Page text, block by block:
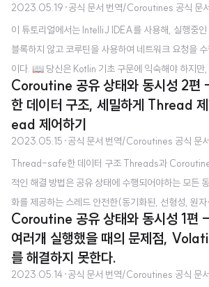
2023.05.19 ·공식 문서 번역/Coroutines 공식 문
이 튜토리얼에서는 IntelliJ IDEA를 사용해, 실행중
블록하지 않고 코루틴을 사용하여 네트워크 요청을
이다. 📖 당신은 Kotlin 기초 구문에 익숙해야 하지
전 지식은 필요하지 않습니다. 당신은 다음의 사항들
트워크 요청을 하기 위해 일시 중단 함수를 왜 그리고
Coroutines을 사용하여 요청을 동시에 보낼 수 있는
es 간에 Channels를 이용하여 정보를 공유하는 방법
서 Retrofit 라이브러리를 필요로 하지만, 이 튜토리
은 보편적이고 Coroutines를 지원하는 다른..
Coroutine 공유 상태와 동시성 2
한 데이터 구조, 세밀하게 Thread
ead 제어하기
2023.05.15 ·공식 문서 번역/Coroutines 공식 문서
Thread-safe한 데이터 구조 Threads과
적인 해결 방법은 공유 상태에 수행되어야하는 모든
화를 제공하는 스레드 안전한(동기화된, 선형성, 원
구조를 사용하는 것이다. 간단한 카운터에 대해서는
불리는 원자적인 동작을 제공하는 AtomicInteger 클
al counter = AtomicInteger() fun main() =
(Dispatchers.Default) { massiveRun {
Coroutine 공유 상태와 동시성 1
여러개 실행했을 때의 문제점,
를 해결하지 못한다.
2023.05.14·공식 문서 번역/Coroutines 공식 문서